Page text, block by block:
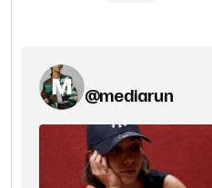
@mediarun